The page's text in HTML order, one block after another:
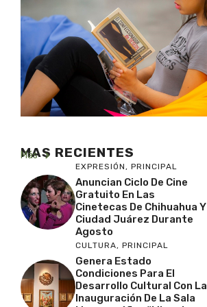
MAS RECIENTES
Más
EXPRESIÓN, PRINCIPAL
Anuncian Ciclo De Cine
Gratuito En Las
Cinetecas De Chihuahua Y
Ciudad Juárez Durante
Agosto
CULTURA, PRINCIPAL
Genera Estado
Condiciones Para El
Desarrollo Cultural Con La
Inauguración De La Sala